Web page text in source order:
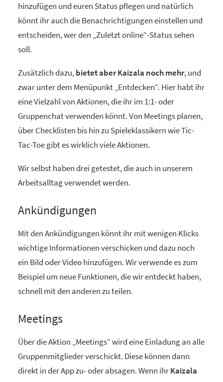
hinzufügen und euren Status pflegen und natürlich
könnt ihr auch die Benachrichtigungen einstellen und
entscheiden, wer den „Zuletzt online“-Status sehen
soll.
Zusätzlich dazu,bietet aber Kaizala noch mehr, und
zwar unter dem Menüpunkt „Entdecken“. Hier habt ihr
eine Vielzahl von Aktionen, die ihr im 1:1- oder
Gruppenchat verwenden könnt. Von Meetings planen,
über Checklisten bis hin zu Spieleklassikern wie Tic-
Tac-Toe gibt es wirklich viele Aktionen.
Wir selbst haben drei getestet, die auch in unserem
Arbeitsalltag verwendet werden.
Ankündigungen
Mit den Ankündigungen könnt ihr mit wenigen Klicks
wichtige Informationen verschicken und dazu noch
ein Bild oder Video hinzufügen. Wir verwende es zum
Beispiel um neue Funktionen, die wir entdeckt haben,
schnell mit den anderen zu teilen.
Meetings
Über die Aktion „Meetings“ wird eine Einladung an alle
Gruppenmitglieder verschickt. Diese können dann
direkt in der App zu- oder absagen. Wenn ihrKaizala